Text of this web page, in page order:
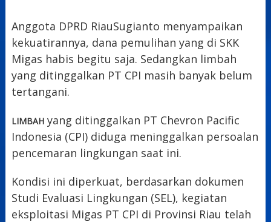
Anggota DPRD RiauSugianto menyampaikan
kekuatirannya, dana pemulihan yang di SKK
Migas habis begitu saja. Sedangkan limbah
yang ditinggalkan PT CPI masih banyak belum
tertangani.
LIMBAHyang ditinggalkan PT Chevron Pacific
Indonesia (CPI) diduga meninggalkan persoalan
pencemaran lingkungan saat ini.
Kondisi ini diperkuat, berdasarkan dokumen
Studi Evaluasi Lingkungan (SEL), kegiatan
eksploitasi Migas PT CPI di Provinsi Riau telah